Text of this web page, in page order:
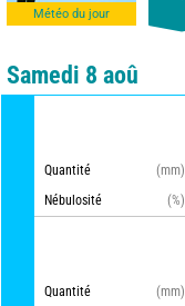
Météo du jour
Comparateur
Samedi 8 aoû
Quantité
(mm)
Nébulosité
(%)
Quantité
(mm)